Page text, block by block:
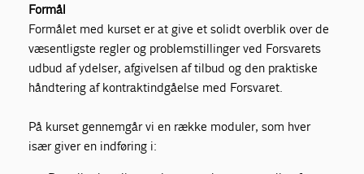
Formål
Formålet med kurset er at give et solidt overblik over de
væsentligste regler og problemstillinger ved Forsvarets
udbud af ydelser, afgivelsen af tilbud og den praktiske
håndtering af kontraktindgåelse med Forsvaret.
På kurset gennemgår vi en række moduler, som hver
især giver en indføring i: